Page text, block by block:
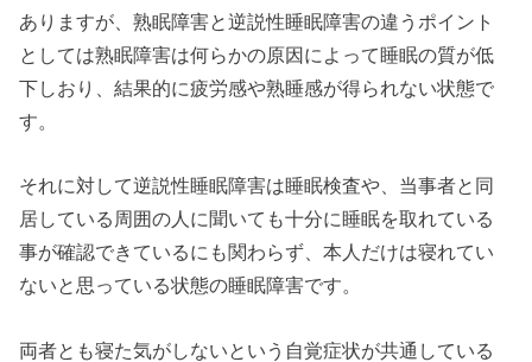
ありますが、熟眠障害と逆説性睡眠障害の違うポイント
としては熟眠障害は何らかの原因によって睡眠の質が低
下しおり、結果的に疲労感や熟睡感が得られない状態で
す。
それに対して逆説性睡眠障害は睡眠検査や、当事者と同
居している周囲の人に聞いても十分に睡眠を取れている
事が確認できているにも関わらず、本人だけは寝れてい
ないと思っている状態の睡眠障害です。
両者とも寝た気がしないという自覚症状が共通している